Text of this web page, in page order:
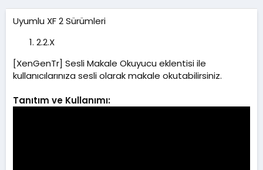
u
t
a
i
h
Uyumlu XF 2 Sürümleri
2.2.X
[XenGenTr] Sesli Makale Okuyucu eklentisi ile
kullanıcılarınıza sesli olarak makale okutabilirsiniz.
Tanıtım ve Kullanımı: